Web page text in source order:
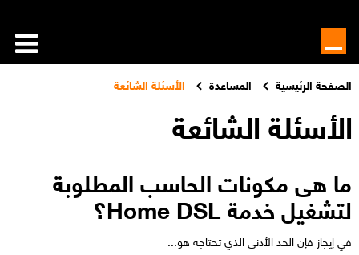
الصفحة الرئيسية المساعدة الأسئلة الشائعة
الأسئلة الشائعة
ما هى مكونات الحاسب المطلوبة
لتشغيل خدمة Home DSL؟
في إيجاز فإن الحد الأدنى الذي تحتاجه هو...